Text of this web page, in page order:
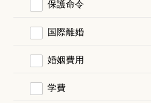
保護命令
国際離婚
婚姻費用
学費